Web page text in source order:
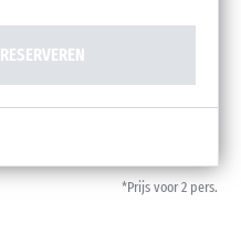
RESERVEREN
*Prijs voor 2 pers.